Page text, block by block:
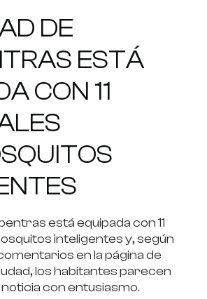
DE
ESTÁ
CON 11
está equipada con 11
inteligentes y, según
en la página de
los habitantes parecen
con entusiasmo.